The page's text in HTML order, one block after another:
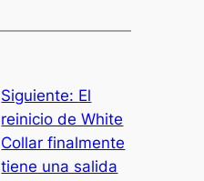
Siguiente: El
reinicio de White
Collar finalmente
tiene una salida